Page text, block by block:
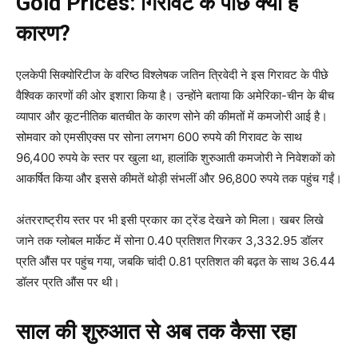
कारण?
एलकेपी सिक्योरिटीज के वरिष्ठ विश्लेषक जतिन त्रिवेदी ने इस गिरावट के पीछे
वैश्विक कारणों की ओर इशारा किया है। उन्होंने बताया कि अमेरिका-चीन के बीच
व्यापार और कूटनीतिक बातचीत के कारण सोने की कीमतों में कमजोरी आई है।
सोमवार को एमसीएक्स पर सोना लगभग 600 रुपये की गिरावट के साथ
96,400 रुपये के स्तर पर खुला था, हालांकि शुरुआती कमजोरी ने निवेशकों को
आकर्षित किया और इससे कीमतें थोड़ी संभलीं और 96,800 रुपये तक पहुंच गईं।
अंतरराष्ट्रीय स्तर पर भी इसी प्रकार का ट्रेंड देखने को मिला। खबर लिखे
जाने तक ग्लोबल मार्केट में सोना 0.40 प्रतिशत गिरकर 3,332.95 डॉलर
प्रति औंस पर पहुंच गया, जबकि चांदी 0.81 प्रतिशत की बढ़त के साथ 36.44
डॉलर प्रति औंस पर थी।
साल की शुरुआत से अब तक कैसा रहा